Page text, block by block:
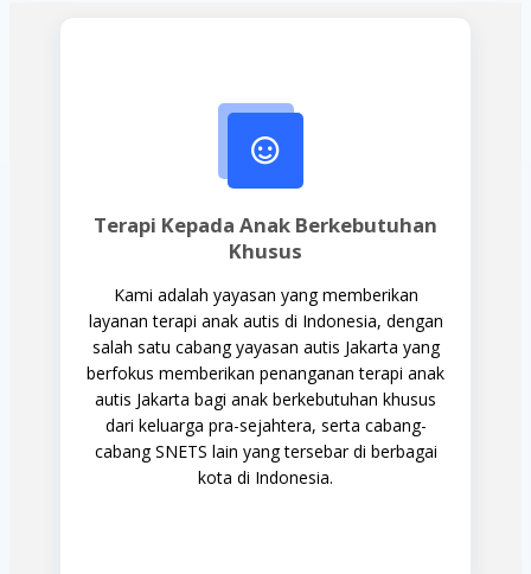
Terapi Kepada Anak Berkebutuhan
Khusus
Kami adalah yayasan yang memberikan
layanan terapi anak autis di Indonesia, dengan
salah satu cabang yayasan autis Jakarta yang
berfokus memberikan penanganan terapi anak
autis Jakarta bagi anak berkebutuhan khusus
dari keluarga pra-sejahtera, serta cabang-
cabang SNETS lain yang tersebar di berbagai
kota di Indonesia.